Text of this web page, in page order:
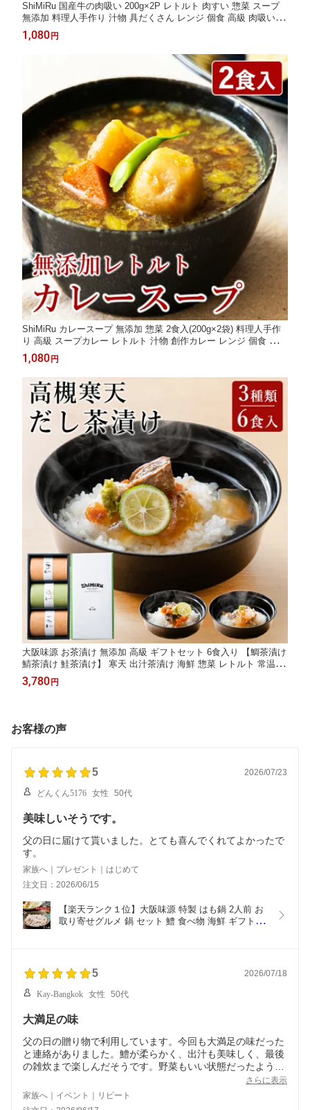
ShiMiRu 国産牛の肉吸い 200g×2P レトルト 肉すい 惣菜 スープ
無添加 料理人手作り 汁物 具だくさん レンジ 個食 高級 肉吸い レ
ンチン お吸い物 個食 宅配 大阪名物 和食 年配 食品 食べ物 常温
保存 大阪味源
1,080 円
ShiMiRu カレースープ 無添加 惣菜 2食入(200g×2袋) 料理人手作
り 高級 スープカレー レトルト 汁物 創作カレー レンジ 個食 和風
カレー レンチン 宅配 創作料理 仕送り 手土産 食品 食べ物 常温保
存 大阪味源
1,080 円
大阪味源 お茶漬け 無添加 高級 ギフトセット 6食入り 【鯛茶漬け
鯖茶漬け 鮭茶漬け】 寒天 出汁茶漬け 海鮮 惣菜 レトルト 常温保
存 お茶漬けセット ギフト お吸い物 冷や汁 スープ お茶づけ 個食
個包装 挨拶 手土産 送料無料
3,780 円
お客様の声
5 2026/07/23
どんくん5176 女性 50代
美味しいそうです。
父の日に届けて貰いました。とても喜んでくれてよかったで
す。
家族へ｜プレゼント｜はじめて
注文日：2026/06/15
【楽天ランク１位】大阪味源 特製 はも鍋 2人前 お
取り寄せグルメ 鍋 セット 鱧 食べ物 海鮮 ギフト 無
5 2026/07/18
Kay-Bangkok 女性 50代
大満足の味
父の日の贈り物で利用しています。今回も大満足の味だった
と連絡がありました。鱧が柔らかく、出汁も美味しく、最後
の雑炊まで楽しんだそうです。野菜もいい状態だったようで
一時、販売していない時期があり、残念に思っていました
が、また再開したようで嬉しいです。
さらに表示
家族へ｜イベント｜リピート